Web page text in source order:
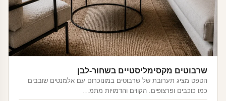
שרבוטים מקסימליסטיים בשחור-לבן
הטפט מציג תערובת של שרבוטים במונוכרום עם אלמנטים שובבים
כמו כוכבים ופרצופים. הקווים והדמויות מתמ…